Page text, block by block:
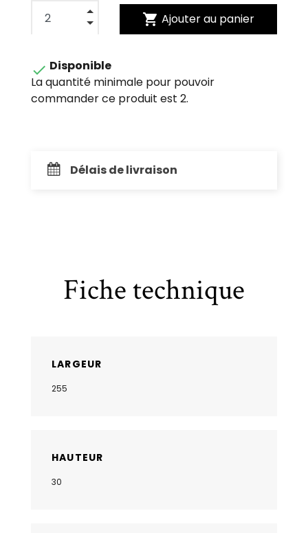
shopping_cart Ajouter au panier
 Disponible
La quantité minimale pour pouvoir
commander ce produit est 2.
Délais de livraison
Fiche technique
LARGEUR
255
HAUTEUR
30